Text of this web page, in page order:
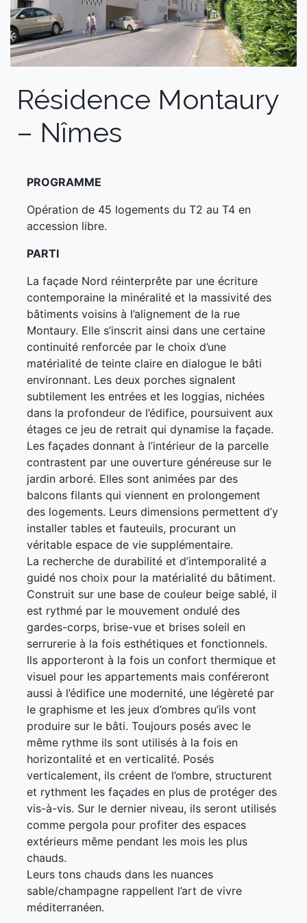
Résidence Montaury
– Nîmes
PROGRAMME
Opération de 45 logements du T2 au T4 en
accession libre.
PARTI
La façade Nord réinterprête par une écriture
contemporaine la minéralité et la massivité des
bâtiments voisins à l’alignement de la rue
Montaury. Elle s’inscrit ainsi dans une certaine
continuité renforcée par le choix d’une
matérialité de teinte claire en dialogue le bâti
environnant. Les deux porches signalent
subtilement les entrées et les loggias, nichées
dans la profondeur de l’édifice, poursuivent aux
étages ce jeu de retrait qui dynamise la façade.
Les façades donnant à l’intérieur de la parcelle
contrastent par une ouverture généreuse sur le
jardin arboré. Elles sont animées par des
balcons filants qui viennent en prolongement
des logements. Leurs dimensions permettent d’y
installer tables et fauteuils, procurant un
véritable espace de vie supplémentaire.
La recherche de durabilité et d’intemporalité a
guidé nos choix pour la matérialité du bâtiment.
Construit sur une base de couleur beige sablé, il
est rythmé par le mouvement ondulé des
gardes-corps, brise-vue et brises soleil en
serrurerie à la fois esthétiques et fonctionnels.
Ils apporteront à la fois un confort thermique et
visuel pour les appartements mais conféreront
aussi à l’édifice une modernité, une légèreté par
le graphisme et les jeux d’ombres qu’ils vont
produire sur le bâti. Toujours posés avec le
même rythme ils sont utilisés à la fois en
horizontalité et en verticalité. Posés
verticalement, ils créent de l’ombre, structurent
et rythment les façades en plus de protéger des
vis-à-vis. Sur le dernier niveau, ils seront utilisés
comme pergola pour profiter des espaces
extérieurs même pendant les mois les plus
chauds.
Leurs tons chauds dans les nuances
sable/champagne rappellent l’art de vivre
méditerranéen.